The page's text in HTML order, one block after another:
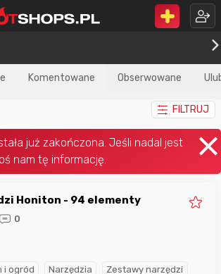
Komentowane Obserwowane
FILTRUJ
Honiton - 94 elementy
0
i ogród Narzędzia Zestawy narzędzi